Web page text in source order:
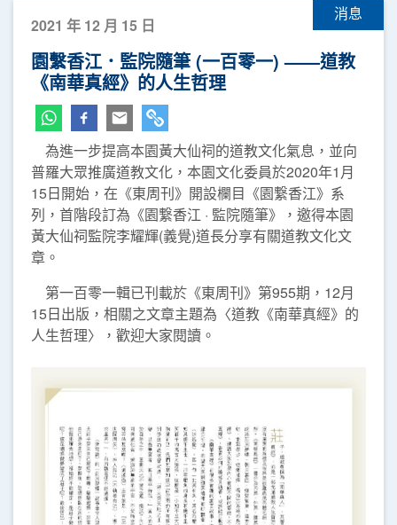
消息
2021 年 12 月 15 日
園繫香江．監院隨筆 (一百零一) ——道教
《南華真經》的人生哲理
為進一步提高本園黃大仙祠的道教文化氣息，並向
普羅大眾推廣道教文化，本園文化委員於2020年1月
15日開始，在《東周刊》開設欄目《園繋香江》系
列，首階段訂為《園繋香江 · 監院隨筆》，邀得本園
黃大仙祠監院李耀輝(義覺)道長分享有關道教文化文
章。
第一百零一輯已刊載於《東周刊》第955期，12月
15日出版，相關之文章主題為〈道教《南華真經》的
人生哲理〉，歡迎大家閱讀。